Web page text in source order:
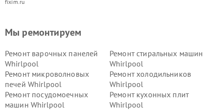
fixim.ru
Мы ремонтируем
Ремонт варочных панелей
Whirlpool
Ремонт стиральных машин
Whirlpool
Ремонт микроволновых
печей Whirlpool
Ремонт холодильников
Whirlpool
Ремонт посудомоечных
машин Whirlpool
Ремонт кухонных плит
Whirlpool